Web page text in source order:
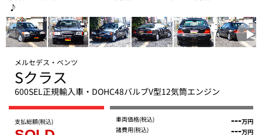
♪
メルセデス・ベンツ
Sクラス
600SEL正規輸入車・DOHC48バルブV型12気筒エンジン
支払総額(税込) 車両価格(税込) ---万円
諸費用(税込) ---万円